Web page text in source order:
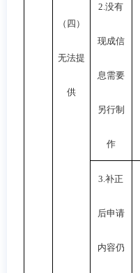
（四）
无法提
供
2.没有
现成信
息需要
另行制
作
3.补正
后申请
内容仍